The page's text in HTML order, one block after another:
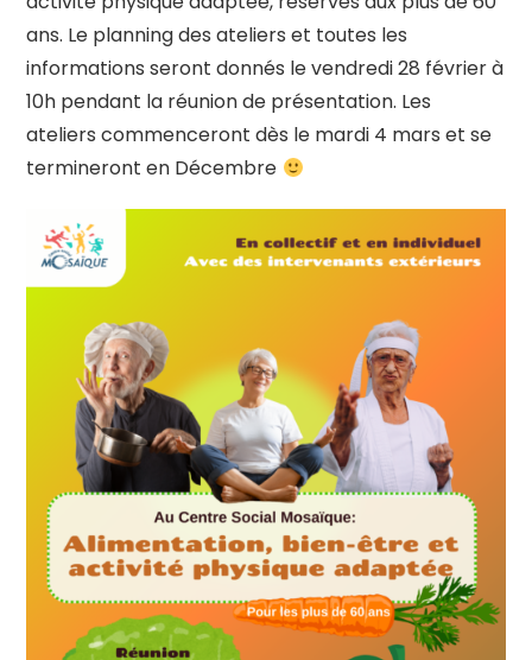
ans. Le planning des ateliers et toutes les
informations seront donnés le vendredi 28 février à
10h pendant la réunion de présentation. Les
ateliers commenceront dès le mardi 4 mars et se
termineront en Décembre